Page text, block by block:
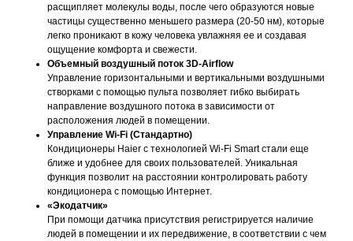
расщипляет молекулы воды, после чего образуются новые
частицы существенно меньшего размера (20-50 нм), которые
легко проникают в кожу человека увлажняя ее и создавая
ощущение комфорта и свежести.
Объемный воздушный поток 3D-Airflow
Управление горизонтальными и вертикальными воздушными
створками с помощью пульта позволяет гибко выбирать
направление воздушного потока в зависимости от
расположения людей в помещении.
Управление Wi-Fi (Стандартно)
Кондиционеры Haier с технологией Wi-Fi Smart стали еще
ближе и удобнее для своих пользователей. Уникальная
функция позволит на расстоянии контролировать работу
кондиционера с помощью Интернет.
«Экодатчик»
При помощи датчика присутствия регистрируется наличие
людей в помещении и их передвижение, в соответствии с чем